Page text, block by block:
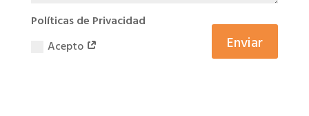
Políticas de Privacidad
Acepto
Enviar